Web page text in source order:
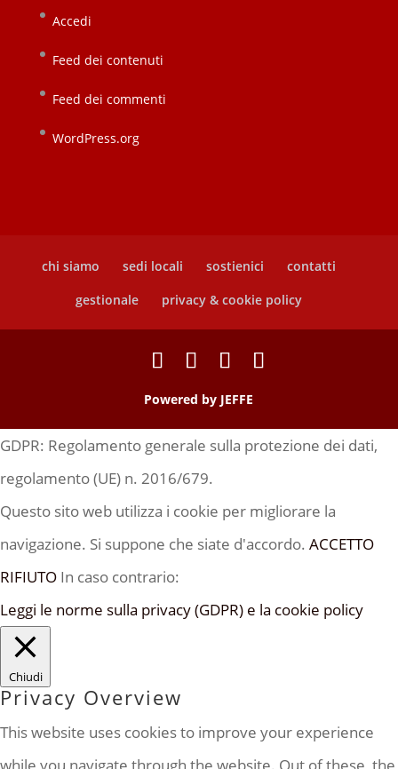
Accedi
Feed dei contenuti
Feed dei commenti
WordPress.org
chi siamo sedi locali sostienici
contatti
gestionale
privacy & cookie policy
Powered by JEFFE
GDPR: Regolamento generale sulla protezione dei dati,
regolamento (UE) n. 2016/679.
Questo sito web utilizza i cookie per migliorare la
navigazione. Si suppone che siate d'accordo. ACCETTO
RIFIUTO In caso contrario:
Leggi le norme sulla privacy (GDPR) e la cookie policy
Chiudi
Privacy Overview
This website uses cookies to improve your experience
while you navigate through the website. Out of these, the